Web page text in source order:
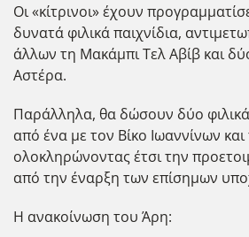
Οι «κίτρινοι» έχουν
δυνατά φιλικά παιχνίδια,
άλλων τη Μακάμπι Τελ Αβίβ και
Αστέρα.
Παράλληλα, θα δώσουν δύο
από ένα με τον Βίκο Ιωαννίνων
ολοκληρώνοντας έτσι την
από την έναρξη των επίσημων
Η ανακοίνωση του Άρη: